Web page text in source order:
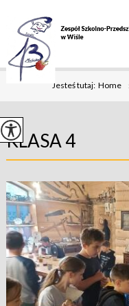
Jesteś tutaj:Home
KLASA 4